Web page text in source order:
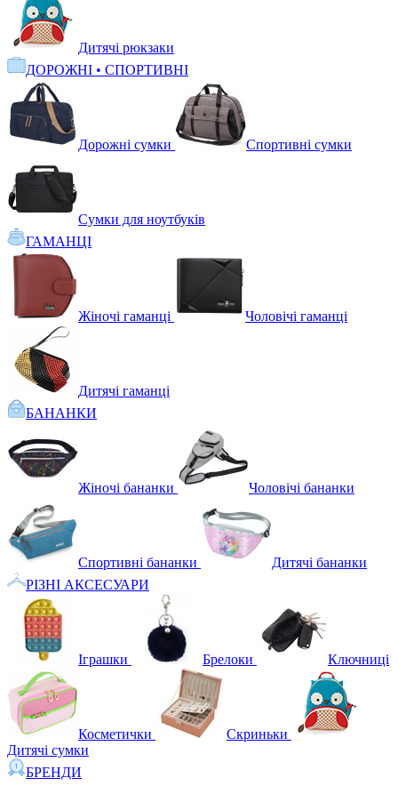
Дитячі рюкзаки
ДОРОЖНІ • СПОРТИВНІ
Дорожні сумки Спортивні сумки
Сумки для ноутбуків
ГАМАНЦІ
Жіночі гаманці Чоловічі гаманці
Дитячі гаманці
БАНАНКИ
Жіночі бананки Чоловічі бананки
Спортивні бананки
Дитячі бананки
РІЗНІ АКСЕСУАРИ
Іграшки Брелоки Ключниці
Косметички
Скриньки
Дитячі сумки
БРЕНДИ